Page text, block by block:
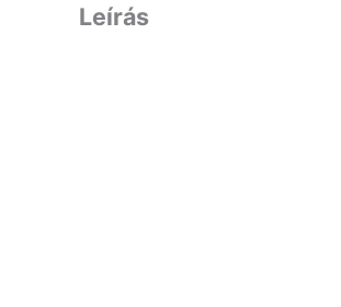
Leírás